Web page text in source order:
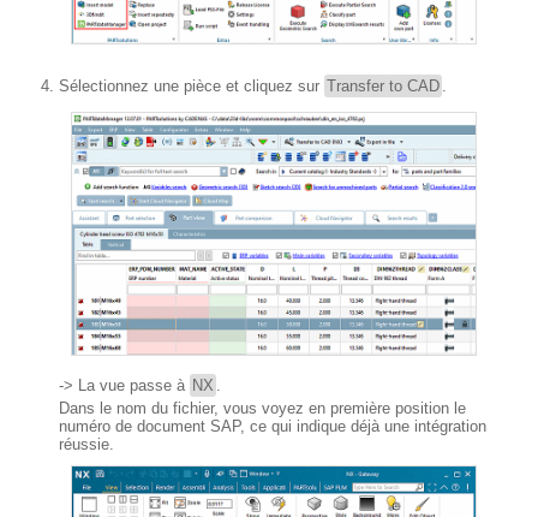
Sélectionnez une pièce et cliquez sur Transfer to CAD .
-> La vue passe à NX
Dans le nom du fichier, vous voyez en première position le
numéro de document SAP, ce qui indique déjà une intégration
réussie.